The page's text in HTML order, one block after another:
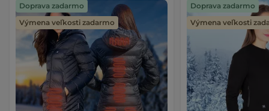
Doprava zadarmo
Výmena veľkosti zadarmo
Doprava zadarmo
Výmena veľkosti